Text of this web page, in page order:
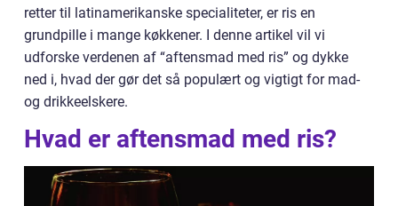
retter til latinamerikanske specialiteter, er ris en
grundpille i mange køkkener. I denne artikel vil vi
udforske verdenen af “aftensmad med ris” og dykke
ned i, hvad der gør det så populært og vigtigt for mad-
og drikkeelskere.
Hvad er aftensmad med ris?